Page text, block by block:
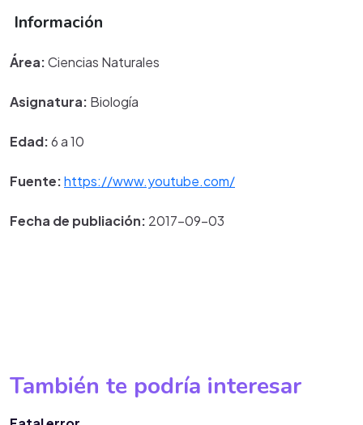
Información
Área:Ciencias Naturales
Asignatura: Biología
Edad:6 a 10
Fuente:https://www.youtube.com/
Fecha de publiación: 2017-09-03
También te podría interesar